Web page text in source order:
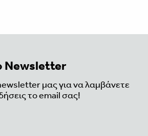
Newsletter
μας για να λαμβάνετε
το email σας!